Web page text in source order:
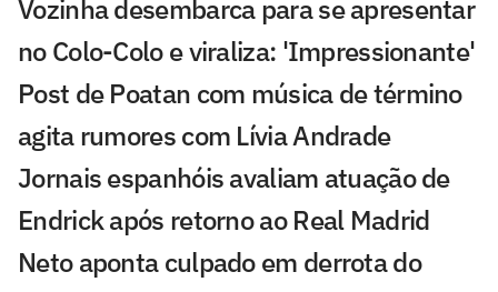
Vozinha desembarca para se apresentar
no Colo-Colo e viraliza: 'Impressionante'
Post de Poatan com música de término
agita rumores com Lívia Andrade
Jornais espanhóis avaliam atuação de
Endrick após retorno ao Real Madrid
Neto aponta culpado em derrota do